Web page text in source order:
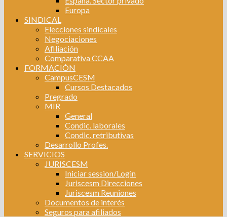
Europa
SINDICAL
Elecciones sindicales
Negociaciones
Afiliación
Comparativa CCAA
FORMACIÓN
CampusCESM
Cursos Destacados
Pregrado
MIR
General
Condic. laborales
Condic. retributivas
Desarrollo Profes.
SERVICIOS
JURISCESM
Iniciar session/Login
Juriscesm Direcciones
Juriscesm Reuniones
Documentos de interés
Seguros para afiliados